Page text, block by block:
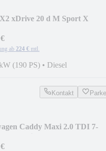
xDrive 20 d M Sport X
ab 224 € mtl.
(190 PS) • Diesel
Kontakt
Caddy Maxi 2.0 TDI 7-